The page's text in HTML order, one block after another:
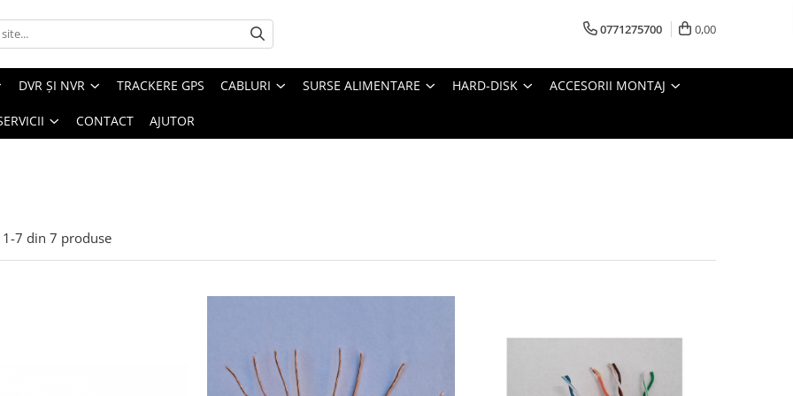
0771275700 0,00
DVR ȘI NVR TRACKERE GPS CABLURI SURSE ALIMENTARE HARD-DISK ACCESORII MONTAJ
CONTACT AJUTOR
1-7 din 7 produse